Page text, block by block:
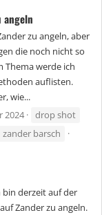
angeln
zu angeln, aber
die noch nicht so
werde ich
auflisten.
wie...
2024
drop shot
zander barsch
bin derzeit auf der
Zander zu angeln.